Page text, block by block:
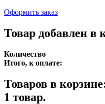
Оформить заказ
Товар добавлен в
Количество
Итого, к оплате:
Товаров в
1 товар.